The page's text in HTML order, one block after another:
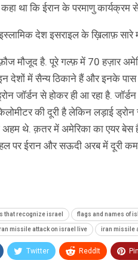
था कि ईरान के परमाणु कार्यक्रम
देश इसराइल के ख़िलाफ़ सारे
मौजूद है. पूरे गल्फ़ में 70 हज़ार
देशों में सैन्य ठिकाने हैं और इनके
जॉर्डन से होकर ही आ रहा है.
की दूरी है लेकिन लड़ाई ड्रोन
अहम थे. क़तर में अमेरिका का एयर
पर ईरान और सऊदी अरब में दूरी
that recognize israel flags and names of
missile attack on israel live iran missile
Twitter ReddIt